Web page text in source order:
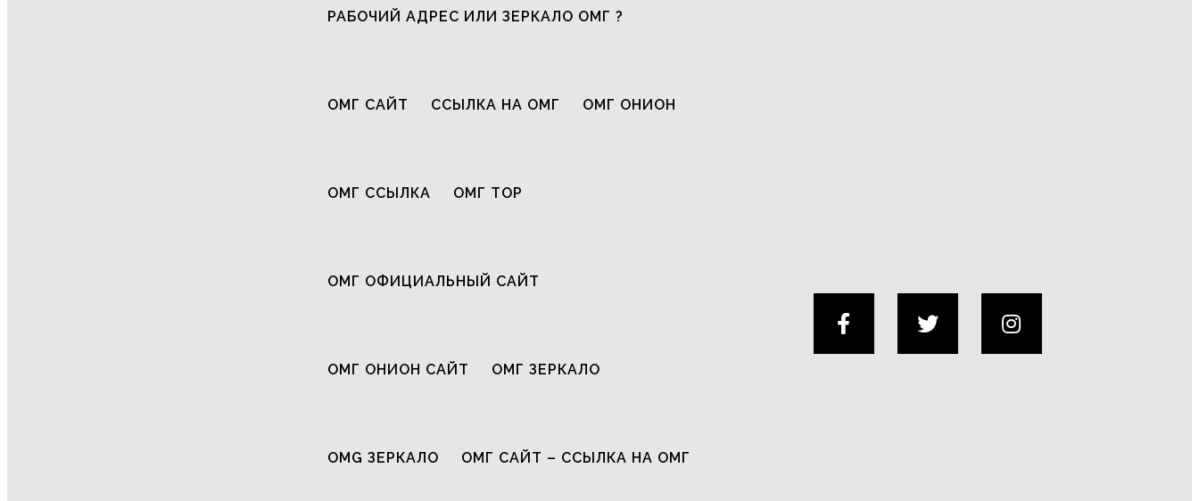
РАБОЧИЙ АДРЕС ИЛИ ЗЕРКАЛО ОМГ ?
ОМГ САЙТ ССЫЛКА НА ОМГ ОМГ ОНИОН
ОМГ ССЫЛКА ОМГ ТОР
ОМГ ОФИЦИАЛЬНЫЙ САЙТ
ОМГ ОНИОН САЙТ ОМГ ЗЕРКАЛО
OMG ЗЕРКАЛО ОМГ САЙТ – ССЫЛКА НА ОМГ